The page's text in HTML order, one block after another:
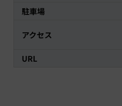
駐車場
アクセス
URL